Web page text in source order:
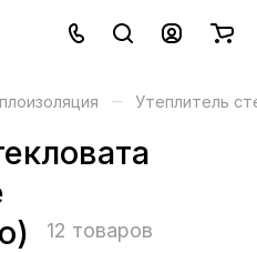
– Утеплитель
12 товаров